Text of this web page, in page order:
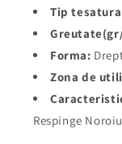
Tip
Forma:
Zona de
Respinge